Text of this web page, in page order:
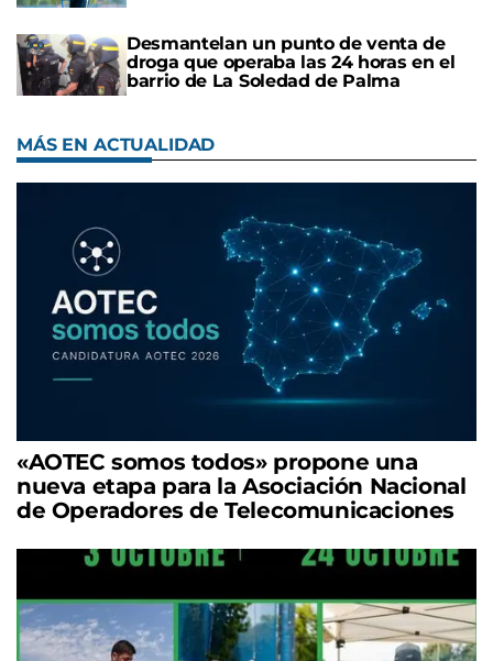
Desmantelan un punto de venta de
droga que operaba las 24 horas en el
barrio de La Soledad de Palma
MÁS EN ACTUALIDAD
«AOTEC somos todos» propone una
nueva etapa para la Asociación Nacional
de Operadores de Telecomunicaciones